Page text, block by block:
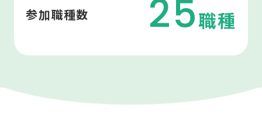
参加職種数 25職種